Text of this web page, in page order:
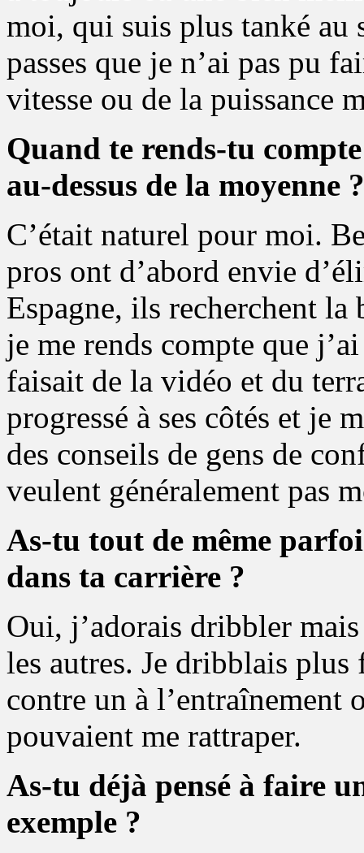
moi, qui suis plus tanké au
passes que je n’ai pas pu
vitesse ou de la puissance
Quand te rends-tu
au-dessus de la moyenne ?
C’était naturel pour moi.
pros ont d’abord envie
Espagne, ils recherchent la
je me rends compte que
faisait de la vidéo et du
progressé à ses côtés et je
des conseils de gens de
veulent généralement pas
As-tu tout de même
dans ta carrière ?
Oui, j’adorais dribbler
les autres. Je dribblais plus
contre un à l’entraînement
pouvaient me rattraper.
As-tu déjà pensé à faire
exemple ?